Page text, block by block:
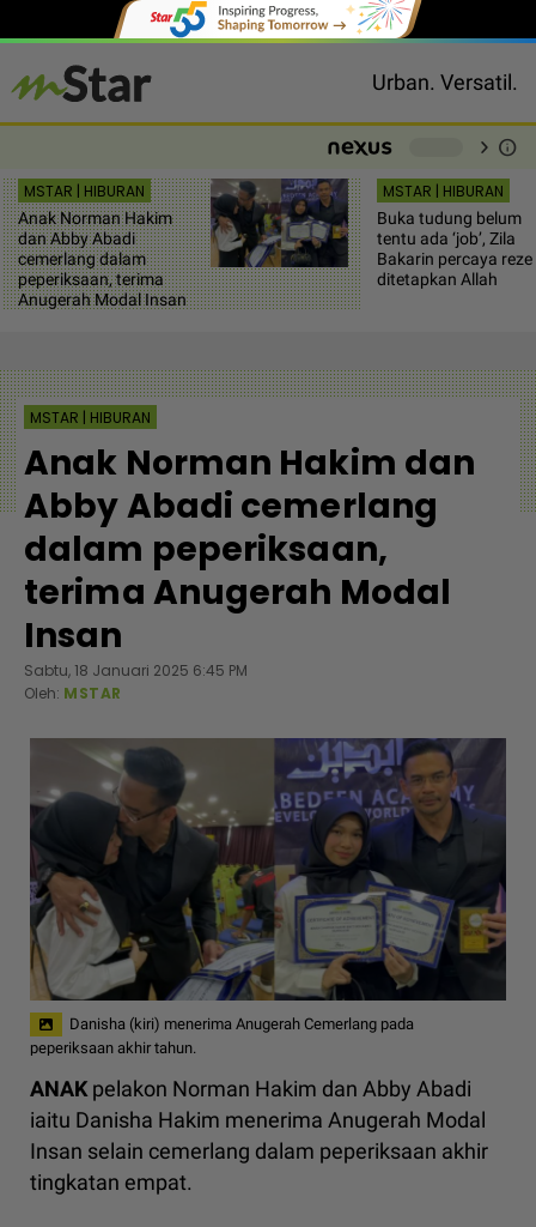
Urban. Versatil.
chevron_right info
MSTAR | HIBURAN
Anak Norman Hakim
dan Abby Abadi
cemerlang dalam
peperiksaan, terima
Anugerah Modal Insan
MSTAR | HIBURAN
Buka tudung belum
tentu ada ‘job’, Zila
Bakarin percaya
ditetapkan Allah
MSTAR | HIBURAN
Anak Norman Hakim dan
Abby Abadi cemerlang
dalam peperiksaan,
terima Anugerah Modal
Insan
Sabtu, 18 Januari 2025 6:45 PM
Oleh: MSTAR
Danisha (kiri) menerima Anugerah Cemerlang pada
peperiksaan akhir tahun.
ANAK pelakon Norman Hakim dan Abby Abadi
iaitu Danisha Hakim menerima Anugerah Modal
Insan selain cemerlang dalam peperiksaan akhir
tingkatan empat.